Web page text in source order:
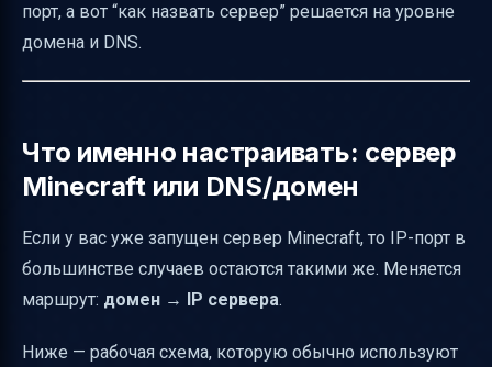
порт, а вот “как назвать сервер” решается на уровне
домена и DNS.
Что именно настраивать: сервер
Minecraft или DNS/домен
Если у вас уже запущен сервер Minecraft, то IP-порт в
большинстве случаев остаются такими же. Меняется
маршрут: домен → IP сервера.
Ниже — рабочая схема, которую обычно используют